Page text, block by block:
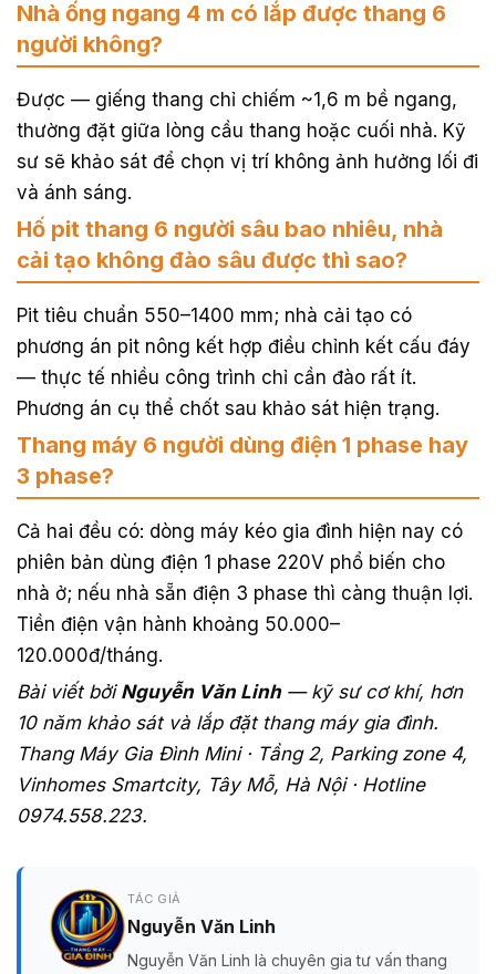
Nhà ống ngang 4 m có lắp được thang 6
người không?
Được — giếng thang chỉ chiếm ~1,6 m bề ngang,
thường đặt giữa lòng cầu thang hoặc cuối nhà. Kỹ
sư sẽ khảo sát để chọn vị trí không ảnh hưởng lối đi
và ánh sáng.
Hố pit thang 6 người sâu bao nhiêu, nhà
cải tạo không đào sâu được thì sao?
Pit tiêu chuẩn 550–1400 mm; nhà cải tạo có
phương án pit nông kết hợp điều chỉnh kết cấu đáy
— thực tế nhiều công trình chỉ cần đào rất ít.
Phương án cụ thể chốt sau khảo sát hiện trạng.
Thang máy 6 người dùng điện 1 phase hay
3 phase?
Cả hai đều có: dòng máy kéo gia đình hiện nay có
phiên bản dùng điện 1 phase 220V phổ biến cho
nhà ở; nếu nhà sẵn điện 3 phase thì càng thuận lợi.
Tiền điện vận hành khoảng 50.000–
120.000đ/tháng.
Bài viết bởi Nguyễn Văn Linh— kỹ sư cơ khí, hơn
10 năm khảo sát và lắp đặt thang máy gia đình.
Thang Máy Gia Đình Mini · Tầng 2, Parking zone 4,
Vinhomes Smartcity, Tây Mỗ, Hà Nội · Hotline
0974.558.223.
TÁC GIẢ
Nguyễn Văn Linh
Nguyễn Văn Linh là chuyên gia tư vấn thang